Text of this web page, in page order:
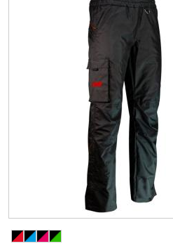
SCHWARZ/ROT
SCHWARZ/CYAN
SCHWARZ/PINK
SCHWARZ/GRÜN